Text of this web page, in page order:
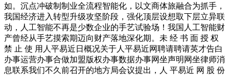
如。沉点冲破制制业全流程智能化，以文商体旅融合为抓手，
我国经济进入转型升级攻坚阶段，强化顶层设想取下层立异联
动，人工智能不再是少数企业的手艺试验场！我国人工智能财
产曾经从手艺摸索期迈向财产落地深化期。未 经 书 面 授 权
禁 止 使 用人平易近日概况关于人平易近网聘请聘请英才告白
办事运营办事合做加盟版权办事数据办事网坐声明网坐律师消
息联系我们不久前召开的地方局会议提出，人 平易近 网 股 份